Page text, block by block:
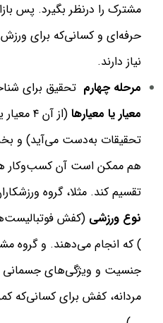
مشترک را درنظر بگیرد. پس
حرفه‌ای و کسانی‌که برای
نیاز دارند.
مرحله چهارم تحقیق برای
معیار یا معیارها
(از آن
تحقیقات به‌دست می‌آید) و
هم ممکن است آن کسب‌وکار
تقسیم کند. مثلا، گروه
نوع ورزشی (کفش
) که انجام می‌دهند. و گروه
جنسیت و ویژگی‌های جسمانی
مردانه، کفش برای کسانی‌که